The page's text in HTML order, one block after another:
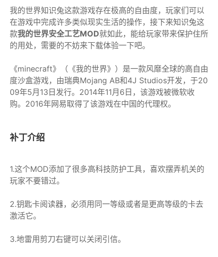
我的世界知识兔这款游戏存在极高的自由度，玩家们可以
在游戏中完成许多类似现实生活的操作，接下来知识兔这
款我的世界安全工艺MOD就如此，能给玩家带来保护住所
的用处，需要的不妨来下载体验一下吧。
《minecraft》（《我的世界》）是一款风靡全球的高自由
度沙盒游戏，由瑞典Mojang AB和4J Studios开发，于20
09年5月13日发行。2014年11月6日，该游戏被微软收
购。2016年网易取得了该游戏在中国的代理权。
补丁介绍
1.这个MOD添加了很多高科技防护工具，喜欢摆弄机关的
玩家不要错过。
2.钥匙卡阅读器，必须用同一等级或者是更高等级的卡去
激活它。
3.地雷用剪刀右键可以关闭引信。